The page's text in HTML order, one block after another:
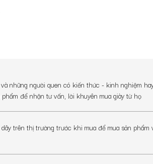
dễ mang hơn nhưng vẫn giữ sự lịch lãm tinh tế.
những người quen có kiến thức - kinh nghiệm
để nhận tư vấn, lời khuyên mua giày từ họ
trên thị trường trước khi mua để mua sản phẩm